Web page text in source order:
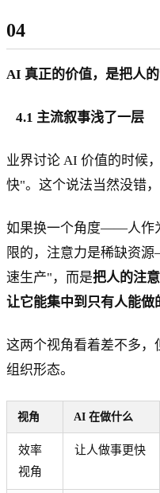
04
AI 真正的价值，是把人
4.1 主流叙事浅了一层
业界讨论 AI 价值的时候
快"。这个说法当然没错
如果换一个角度——人作
限的，注意力是稀缺资
速生产"，而是把人的注
让它能集中到只有人能做
这两个视角看着差不多
组织形态。
视角 AI 在做什么
效率
视角
让人做事更快